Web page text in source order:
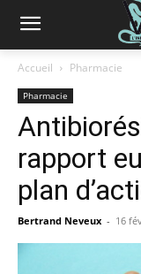
Accueil Pharmacie
Pharmacie
rapport
plan
Bertrand Neveux - 16